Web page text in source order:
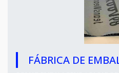
FÁBRICA DE